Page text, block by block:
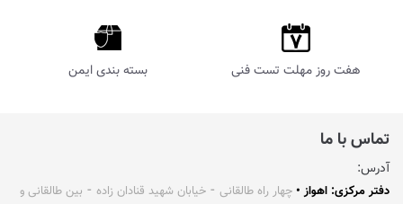
هفت روز مهلت تست فنی بسته بندی ایمن
تماس با ما
آدرس:
دفتر مرکزی: اهواز • چهار راه طالقانی ⁃ خیابان شهید قنادان زاده ⁃ بین طالقانی و